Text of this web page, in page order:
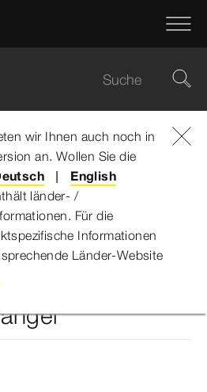
wir Ihnen auch noch in
an. Wollen Sie die
English
länder- /
Für die
Informationen
Länder-Website
Bauen gegen den
Mit Digitalem